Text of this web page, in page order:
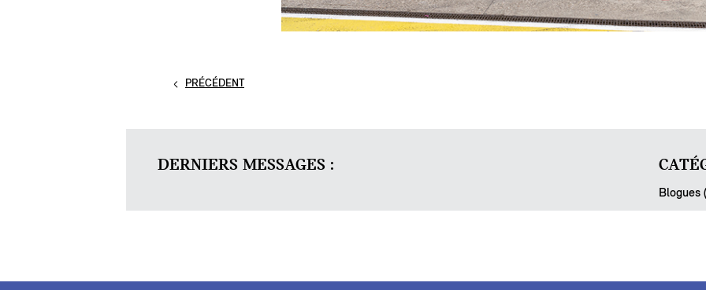
PRÉCÉDENT
DERNIERS MESSAGES :
Blogues